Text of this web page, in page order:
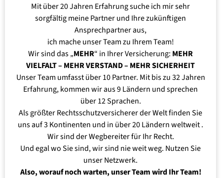
Zugang zu Spezialprodukten: In einigen Fällen
können Versicherungsprofis Zugang zu speziellen
Policen oder Nischenprodukten haben, die für Ihre
Situation von Vorteil sein können.
Mit über 20 Jahren Erfahrung suche ich mir sehr
sorgfältig meine Partner und Ihre zukünftigen
Ansprechpartner aus,
ich mache unser Team zu Ihrem Team!
Wir sind das „MEHR“ in Ihrer Versicherung: MEHR
VIELFALT – MEHR VERSTAND – MEHR SICHERHEIT
Unser Team umfasst über 10 Partner. Mit bis zu 32 Jahren
Erfahrung, kommen wir aus 9 Ländern und sprechen
über 12 Sprachen.
Als größter Rechtsschutzversicherer der Welt finden Sie
uns auf 3 Kontinenten und in über 20 Ländern weltweit .
Wir sind der Wegbereiter für Ihr Recht.
Und egal wo Sie sind, wir sind nie weit weg. Nutzen Sie
unser Netzwerk.
Also, worauf noch warten, unser Team wird Ihr Team!